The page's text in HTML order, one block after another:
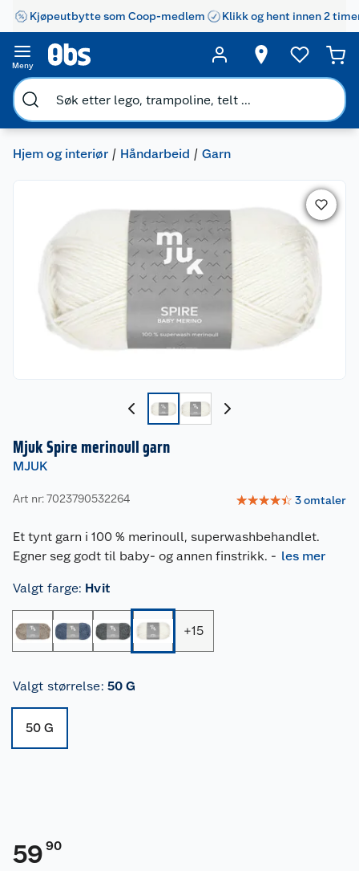
Kjøpeutbytte som Coop-medlem Klikk og hent innen 2
Meny
Hjem og interiør Håndarbeid Garn
Mjuk Spire merinoull garn
MJUK
Art nr: 7023790532264 ☆☆☆☆☆ 3omtaler
Et tynt garn i 100 % merinoull, superwashbehandlet.
Egner seg godt til baby- og annen finstrikk. - les mer
Valgt farge: Hvit
+15
Valgt størrelse: 50 G
50 G
59 90